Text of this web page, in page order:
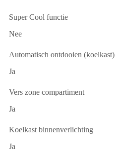
Super Cool functie
Nee
Automatisch ontdooien (koelkast)
Ja
Vers zone compartiment
Ja
Koelkast binnenverlichting
Ja